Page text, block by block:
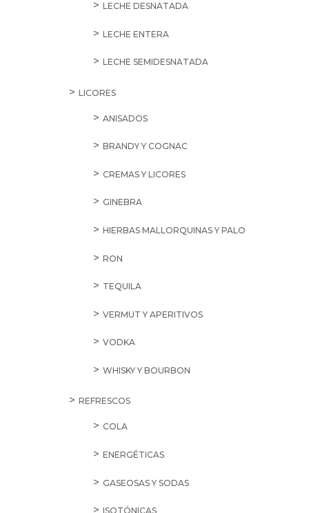
LECHE DESNATADA
LECHE ENTERA
LECHE SEMIDESNATADA
LICORES
ANISADOS
BRANDY Y COGNAC
CREMAS Y LICORES
GINEBRA
HIERBAS MALLORQUINAS Y PALO
RON
TEQUILA
VERMUT Y APERITIVOS
VODKA
WHISKY Y BOURBON
REFRESCOS
COLA
ENERGÉTICAS
GASEOSAS Y SODAS
ISOTÓNICAS